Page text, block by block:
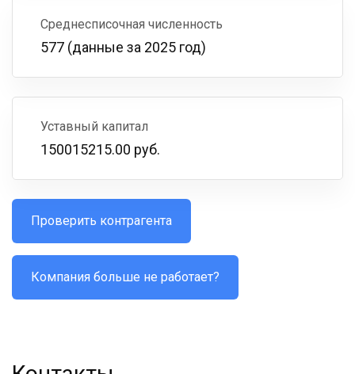
Среднесписочная численность
577 (данные за 2025 год)
Уставный капитал
150015215.00 руб.
Проверить контрагента
Компания больше не работает?